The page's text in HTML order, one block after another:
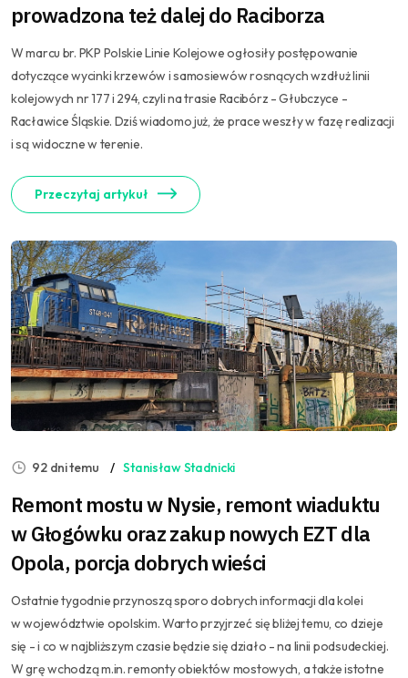
prowadzona też dalej do Raciborza
W marcu br. PKP Polskie Linie Kolejowe ogłosiły postępowanie
dotyczące wycinki krzewów i samosiewów rosnących wzdłuż linii
kolejowych nr 177 i 294, czyli na trasie Racibórz - Głubczyce -
Racławice Śląskie. Dziś wiadomo już, że prace weszły w fazę realizacji
i są widoczne w terenie.
Przeczytaj artykuł
92 dni temu Stanisław Stadnicki
Remont mostu w Nysie, remont wiaduktu
w Głogówku oraz zakup nowych EZT dla
Opola, porcja dobrych wieści
Ostatnie tygodnie przynoszą sporo dobrych informacji dla kolei
w województwie opolskim. Warto przyjrzeć się bliżej temu, co dzieje
się - i co w najbliższym czasie będzie się działo - na linii podsudeckiej.
W grę wchodzą m.in. remonty obiektów mostowych, a także istotne